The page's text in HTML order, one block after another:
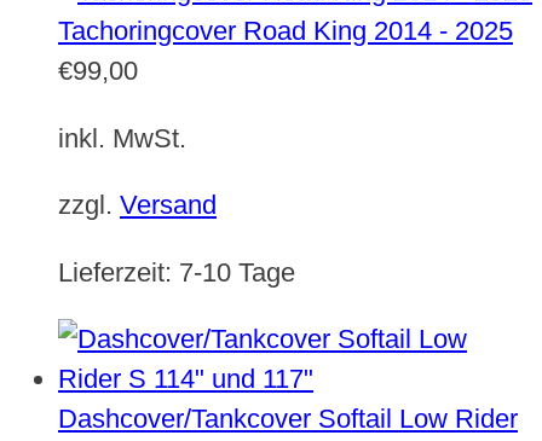
Tachoringcover Road King 2014 - 2025
€99,00
inkl. MwSt.
zzgl. Versand
Lieferzeit: 7-10 Tage
Dashcover/Tankcover Softail Low Rider